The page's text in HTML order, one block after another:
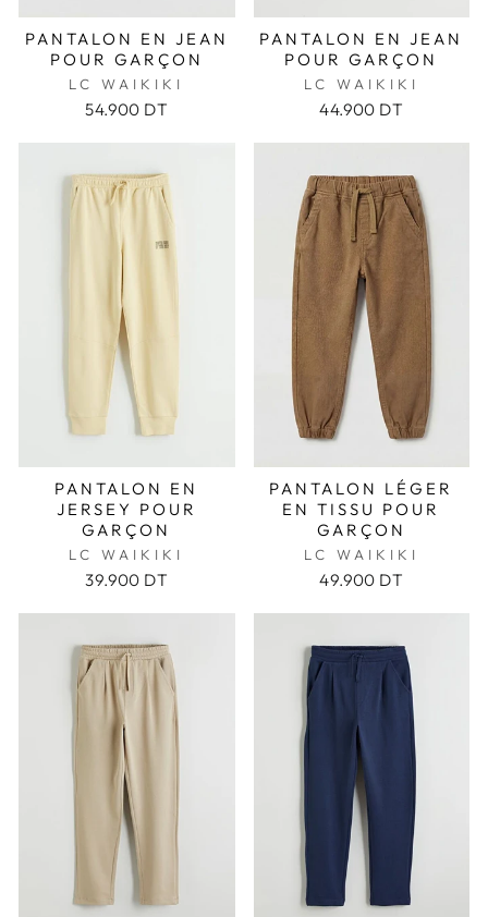
PANTALON EN JEAN
POUR GARÇON
LC WAIKIKI
54.900 DT
PANTALON EN JEAN
POUR GARÇON
LC WAIKIKI
44.900 DT
PANTALON EN
JERSEY POUR
GARÇON
LC WAIKIKI
39.900 DT
PANTALON LÉGER
EN TISSU POUR
GARÇON
LC WAIKIKI
49.900 DT